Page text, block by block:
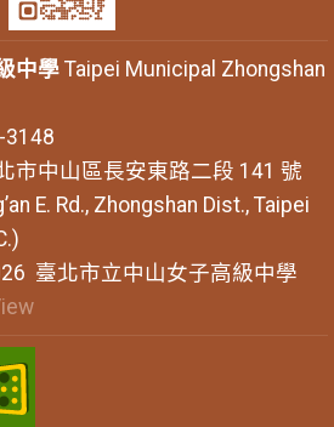
中學Taipei Municipal Zhongshan
市中山區長安東路二段 141 號
E. Rd., Zhongshan Dist., Taipei
臺北市立中山女子高級中學